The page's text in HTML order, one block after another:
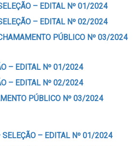
– EDITAL Nº 01/2024
– EDITAL Nº 02/2024
PÚBLICO Nº 03/2024
– EDITAL Nº 01/2024
– EDITAL Nº 02/2024
PÚBLICO Nº 03/2024
SELEÇÃO – EDITAL Nº 01/2024